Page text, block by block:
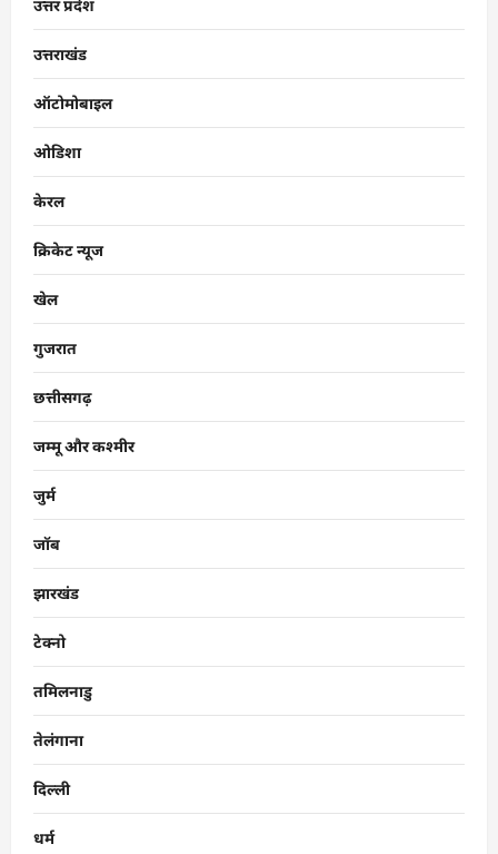
उत्तर प्रदेश
उत्तराखंड
ऑटोमोबाइल
ओडिशा
केरल
क्रिकेट न्यूज
खेल
गुजरात
छत्तीसगढ़
जम्मू और कश्मीर
जुर्म
जॉब
झारखंड
टेक्नो
तमिलनाडु
तेलंगाना
दिल्ली
धर्म